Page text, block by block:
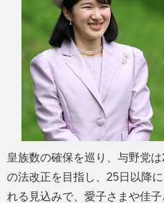
皇族数の確保を巡り、与野党
の法改正を目指し、25日以降
れる見込みで、愛子さまや佳